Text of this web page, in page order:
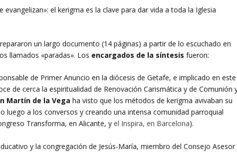
el kerigma es la clave para dar vida a toda la Iglesia
un largo documento (14 páginas) a partir de lo escuchado en
llamados «paradas». Los encargados de la síntesis fueron:
de Primer Anuncio en la diócesis de Getafe, e implicado en este
de cerca la espiritualidad de Renovación Carismática y de Comunión
Martín de la Vega ha visto que los métodos de kerigma avivaban su
luego a los conversos y creando una intensa comunidad parroquial
Transforma, en Alicante, yel Inspira, en Barcelona).
y la congregación de Jesús-María, miembro del Consejo Asesor